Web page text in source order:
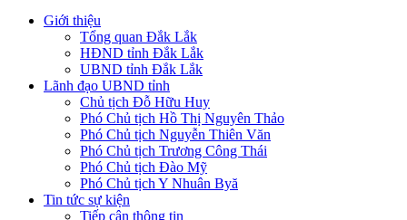
Giới thiệu
Tổng quan Đắk Lắk
HĐND tỉnh Đắk Lắk
UBND tỉnh Đắk Lắk
Lãnh đạo UBND tỉnh
Chủ tịch Đỗ Hữu Huy
Phó Chủ tịch Hồ Thị Nguyên Thảo
Phó Chủ tịch Nguyễn Thiên Văn
Phó Chủ tịch Trương Công Thái
Phó Chủ tịch Đào Mỹ
Phó Chủ tịch Y Nhuân Byă
Tin tức sự kiện
Tiếp cận thông tin